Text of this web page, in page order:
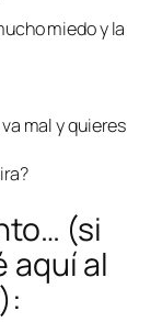
miedo y la
mal y quieres
(si
aquí al